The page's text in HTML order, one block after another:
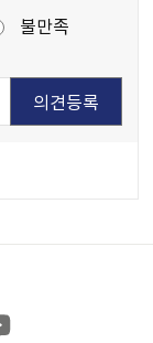
불만족